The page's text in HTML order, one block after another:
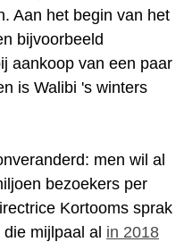
Aan het begin van het
bijvoorbeeld
aankoop van een paar
is Walibi 's winters
men wil al
bezoekers per
Kortooms sprak
mijlpaal al in 2018